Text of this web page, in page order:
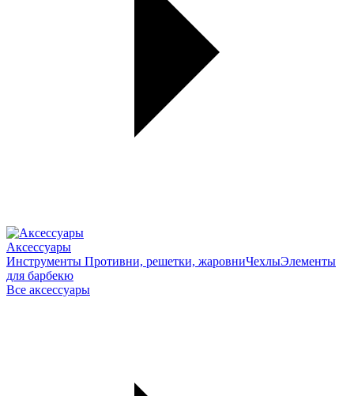
Аксессуары
Инструменты Противни, решетки, жаровниЧехлыЭлементы
для барбекю
Все аксессуары